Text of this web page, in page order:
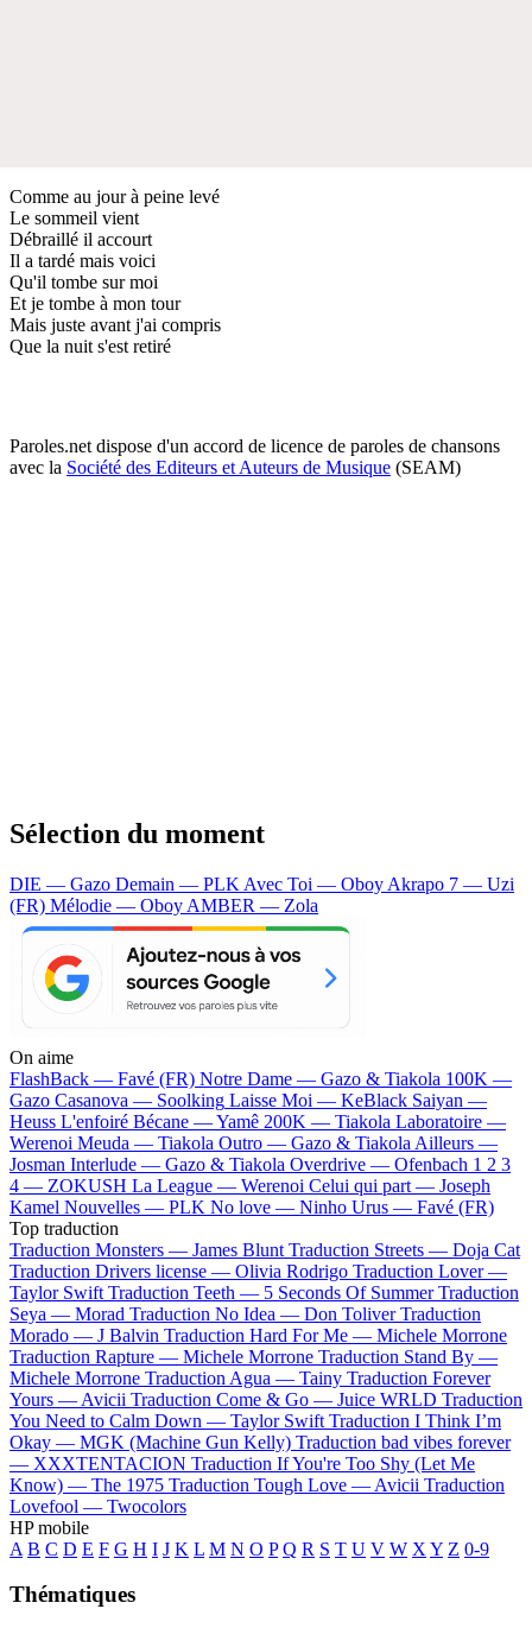
Comme au jour à peine levé
Le sommeil vient
Débraillé il accourt
Il a tardé mais voici
Qu'il tombe sur moi
Et je tombe à mon tour
Mais juste avant j'ai compris
Que la nuit s'est retiré
Paroles.net dispose d'un accord de licence de paroles de chansons
avec la Société des Editeurs et Auteurs de Musique (SEAM)
Sélection du moment
DIE — Gazo Demain — PLK Avec Toi — Oboy Akrapo 7 — Uzi
(FR) Mélodie — Oboy AMBER — Zola
On aime
FlashBack — Favé (FR) Notre Dame — Gazo & Tiakola 100K —
Gazo Casanova — Soolking Laisse Moi — KeBlack Saiyan —
Heuss L'enfoiré Bécane —Yamê 200K — Tiakola Laboratoire —
Werenoi Meuda — Tiakola Outro — Gazo & Tiakola Ailleurs —
Josman Interlude — Gazo & Tiakola Overdrive — Ofenbach 1 2 3
4 — ZOKUSH La League — Werenoi Celui qui part — Joseph
Kamel Nouvelles — PLK No love — Ninho Urus — Favé (FR)
Top traduction
Traduction Monsters — James Blunt Traduction Streets — Doja Cat
Traduction Drivers license — Olivia Rodrigo Traduction Lover —
Taylor Swift Traduction Teeth — 5 Seconds Of Summer Traduction
Seya — Morad Traduction No Idea — Don Toliver Traduction
Morado — J Balvin Traduction Hard For Me — Michele Morrone
Traduction Rapture — Michele Morrone Traduction Stand By —
Michele Morrone Traduction Agua — Tainy Traduction Forever
Yours — Avicii Traduction Come & Go — Juice WRLD Traduction
You Need to Calm Down — Taylor Swift Traduction I Think I’m
Okay — MGK (Machine Gun Kelly) Traduction bad vibes forever
— XXXTENTACION Traduction If You're Too Shy (Let Me
Know) — The 1975 Traduction Tough Love — Avicii Traduction
Lovefool — Twocolors
HP mobile
A B C D E F G H I J K L M N O P Q R S T U V W X Y Z 0-9
Thématiques